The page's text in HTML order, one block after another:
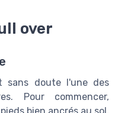
over
sans doute l'une des
Pour commencer,